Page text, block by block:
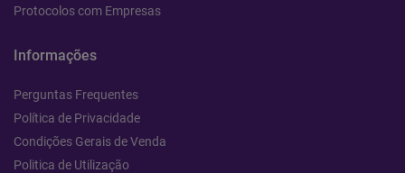
Protocolos com Empresas
Informações
Perguntas Frequentes
Política de Privacidade
Condições Gerais de Venda
Politica de Utilização